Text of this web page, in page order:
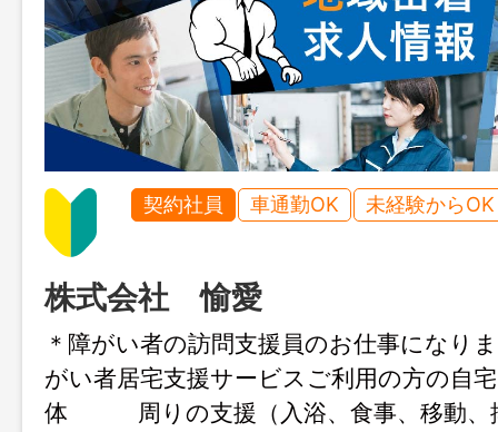
契約社員 車通勤OK 未経験からOK
株式会社 愉愛
＊障がい者の訪問支援員のお仕事に
がい者居宅支援サービスご利用の方の自
体 周りの支援（入浴、食事、移動、